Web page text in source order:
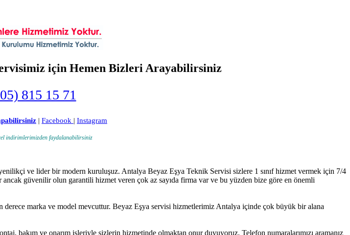
için Hemen Bizleri Arayabilirsiniz
815 15 71
| Facebook | Instagram
indirimlerimizden faydalanabilirsiniz
ve lider bir modern kuruluşuz. Antalya Beyaz Eşya Teknik Servisi sizlere 1 sınıf hizmet vermek için 7/4
güvenilir olun garantili hizmet veren çok az sayıda firma var ve bu yüzden bize göre en önemli
marka ve model mevcuttur. Beyaz Eşya servisi hizmetlerimiz Antalya içinde çok büyük bir alana
bakım ve onarım işleriyle sizlerin hizmetinde olmaktan onur duyuyoruz. Telefon numaralarımızı aramanız